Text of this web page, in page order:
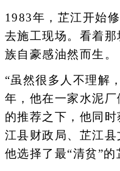
1983年，芷江开始
去施工现场。看着
族自豪感油然而生。
“虽然很多人不理解
年，他在一家水泥
的推荐之下，他同
江县财政局、芷江县
他选择了最“清贫”的